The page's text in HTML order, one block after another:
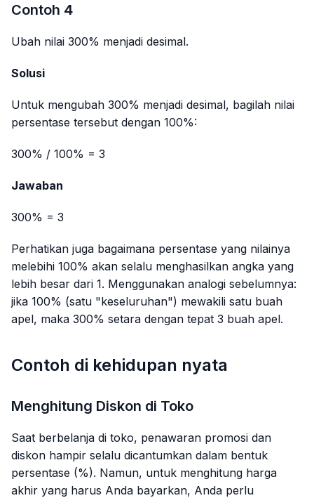
Contoh 4
Ubah nilai 300% menjadi desimal.
Solusi
Untuk mengubah 300% menjadi desimal, bagilah nilai
persentase tersebut dengan 100%:
300% / 100% = 3
Jawaban
300% = 3
Perhatikan juga bagaimana persentase yang nilainya
melebihi 100% akan selalu menghasilkan angka yang
lebih besar dari 1. Menggunakan analogi sebelumnya:
jika 100% (satu "keseluruhan") mewakili satu buah
apel, maka 300% setara dengan tepat 3 buah apel.
Contoh di kehidupan nyata
Menghitung Diskon di Toko
Saat berbelanja di toko, penawaran promosi dan
diskon hampir selalu dicantumkan dalam bentuk
persentase (%). Namun, untuk menghitung harga
akhir yang harus Anda bayarkan, Anda perlu